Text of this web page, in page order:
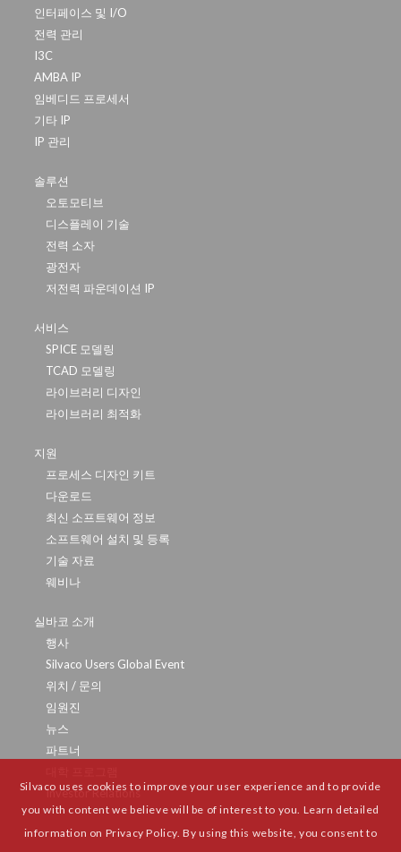
인터페이스 및 I/O
전력 관리
I3C
AMBA IP
임베디드 프로세서
기타 IP
IP 관리
솔루션
오토모티브
디스플레이 기술
전력 소자
광전자
저전력 파운데이션 IP
서비스
SPICE 모델링
TCAD 모델링
라이브러리 디자인
라이브러리 최적화
지원
프로세스 디자인 키트
다운로드
최신 소프트웨어 정보
소프트웨어 설치 및 등록
기술 자료
웨비나
실바코 소개
행사
Silvaco Users Global Event
위치 / 문의
임원진
뉴스
파트너
Investor Relations
Silvaco uses cookies to improve your user experience and to provide
you with content we believe will be of interest to you. Learn detailed
information on Privacy Policy. By using this website, you consent to